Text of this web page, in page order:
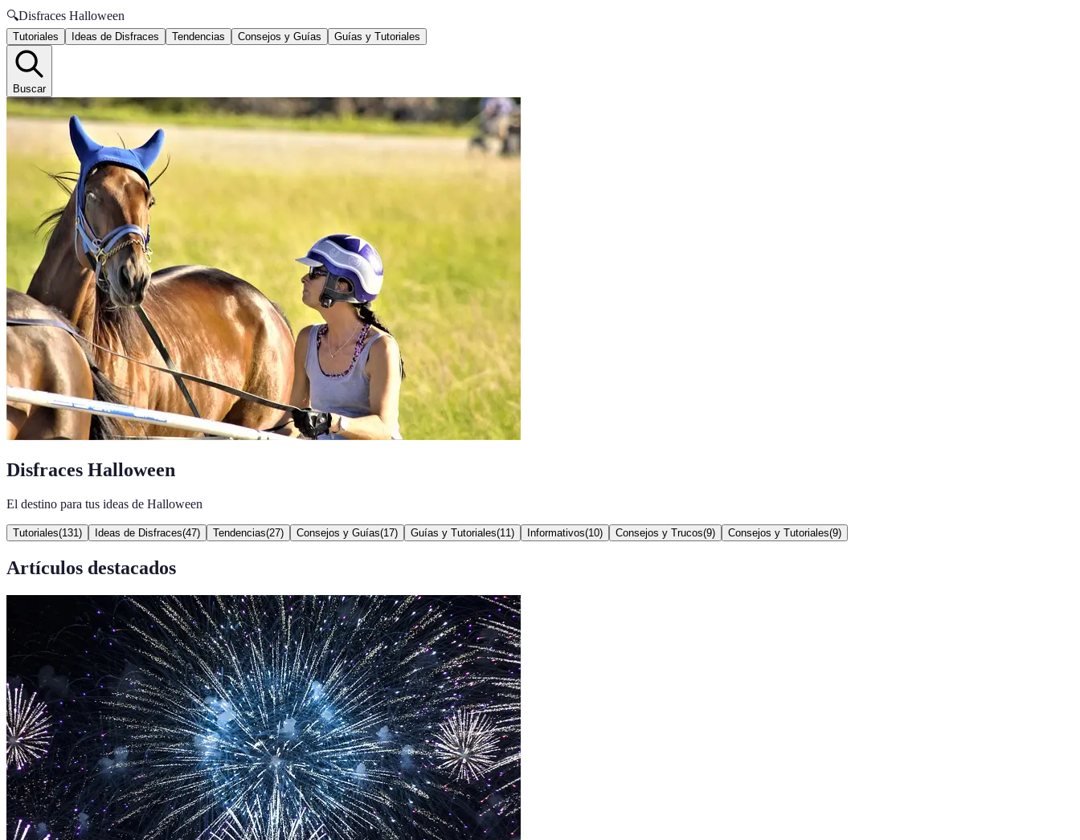
🔍Disfraces Halloween
Tutoriales Ideas de Disfraces Tendencias Consejos y Guías Guías y Tutoriales
Buscar
Disfraces Halloween
El destino para tus ideas de Halloween
Tutoriales(131 ) Ideas de Disfraces(47) Tendencias(27) Consejos y Guías(17) Guías y Tutoriales(11 ) Informativos(10) Consejos y Trucos(9) Consejos y Tutoriales(9)
Artículos destacados